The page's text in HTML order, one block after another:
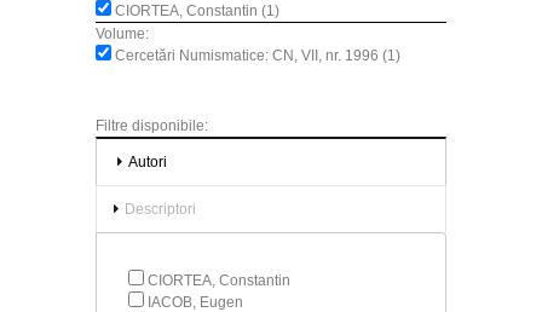
CIORTEA, Constantin (1)
Volume:
Cercetări Numismatice: CN, VII, nr. 1996 (1)
Filtre disponibile:
Autori
Descriptori
CIORTEA, Constantin
IACOB, Eugen